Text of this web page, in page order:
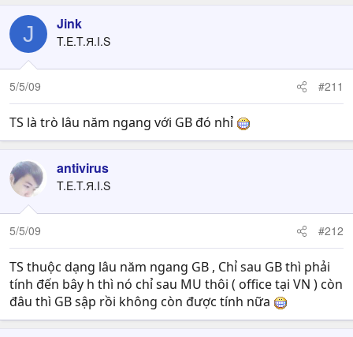
J Jink
T.E.T.Я.I.S
5/5/09 #211
TS là trò lâu năm ngang với GB đó nhỉ
antivirus
T.E.T.Я.I.S
5/5/09 #212
TS thuộc dạng lâu năm ngang GB , Chỉ sau GB thì phải
tính đến bây h thì nó chỉ sau MU thôi ( office tại VN ) còn
đâu thì GB sập rồi không còn được tính nữa